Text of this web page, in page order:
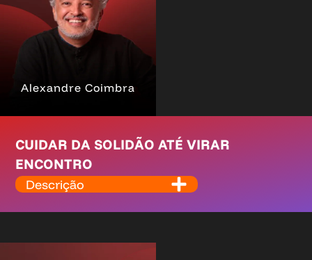
Alexandre Coimbra
CUIDAR DA SOLIDÃO ATÉ VIRAR
ENCONTRO
Descrição